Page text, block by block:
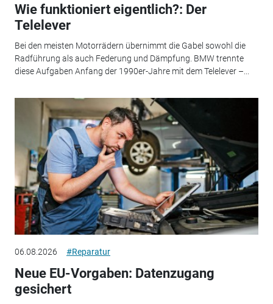
Wie funktioniert eigentlich?: Der
Telelever
Bei den meisten Motorrädern übernimmt die Gabel sowohl die
Radführung als auch Federung und Dämpfung. BMW trennte
diese Aufgaben Anfang der 1990er-Jahre mit dem Telelever –...
06.08.2026 #Reparatur
Neue EU-Vorgaben: Datenzugang
gesichert